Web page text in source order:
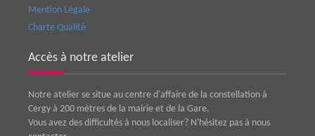
Mention Légale
Charte Qualité
Accès à notre atelier
Notre atelier se situe au centre d'affaire de la constellation à
Cergy à 200 mètres de la mairie et de la Gare.
Vous avez des difficultés à nous localiser? N'hésitez pas à nous